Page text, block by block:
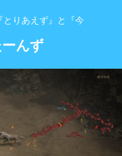
りあえず』と『今
んず